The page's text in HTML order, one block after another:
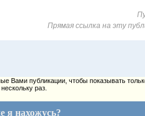
Прямая ссылка на эту
публикации, чтобы показывать
нескольку раз.
я нахожусь?